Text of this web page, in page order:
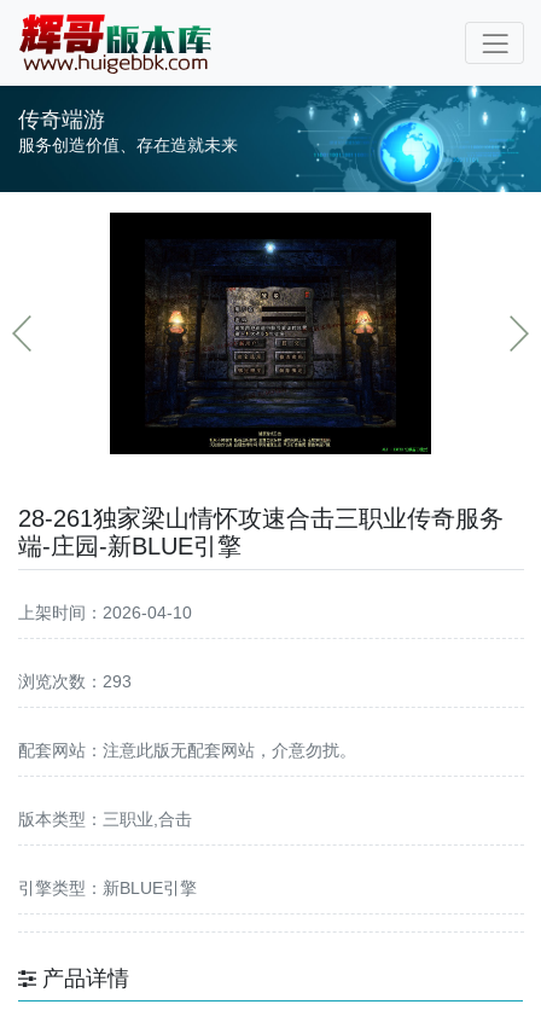
传奇端游
服务创造价值、存在造就未来
28-261独家梁山情怀攻速合击三职业传奇服务
端-庄园-新BLUE引擎
上架时间：2026-04-10
浏览次数：293
配套网站： 注意此版无配套网站，介意勿扰。
版本类型：三职业,合击
引擎类型：新BLUE引擎
产品详情